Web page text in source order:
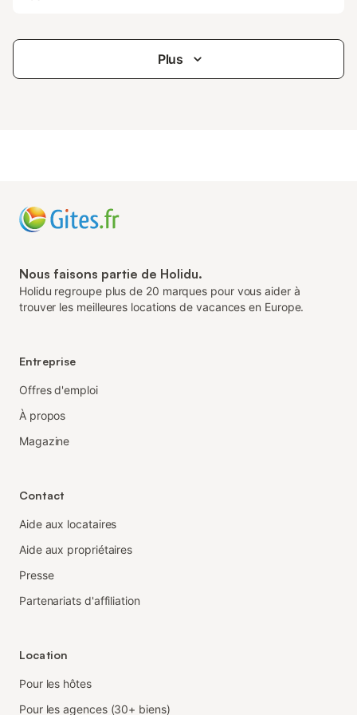
Plus
Nous faisons partie de Holidu.
Holidu regroupe plus de 20 marques pour vous aider à
trouver les meilleures locations de vacances en Europe.
Entreprise
Offres d'emploi
À propos
Magazine
Contact
Aide aux locataires
Aide aux propriétaires
Presse
Partenariats d'affiliation
Location
Pour les hôtes
Pour les agences (30+ biens)